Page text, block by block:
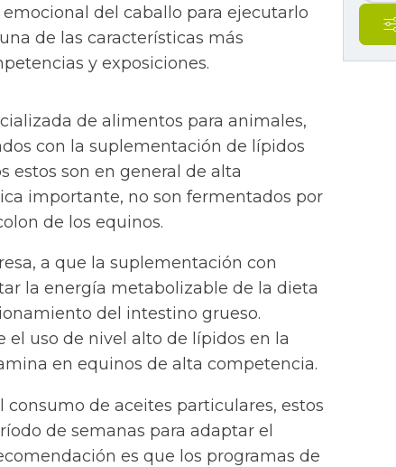
del caballo para ejecutarlo
de las características más
y exposiciones.
de alimentos para animales,
con la suplementación de lípidos
estos son en general de alta
importante, no son fermentados por
de los equinos.
a que la suplementación con
la energía metabolizable de la dieta
del intestino grueso.
uso de nivel alto de lípidos en la
en equinos de alta competencia.
consumo de aceites particulares, estos
de semanas para adaptar el
es que los programas de